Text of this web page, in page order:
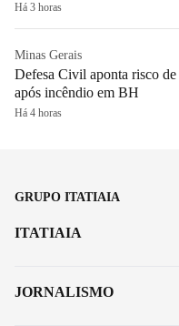
Há 3 horas
Minas Gerais
Defesa Civil aponta risco
após incêndio em BH
Há 4 horas
GRUPO ITATIAIA
ITATIAIA
JORNALISMO